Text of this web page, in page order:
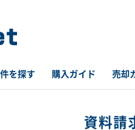
を探す 購入ガイド 売却
資料請